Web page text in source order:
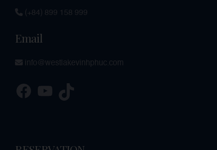
(+84) 899 158 999
Email
info@westlakevinhphuc.com